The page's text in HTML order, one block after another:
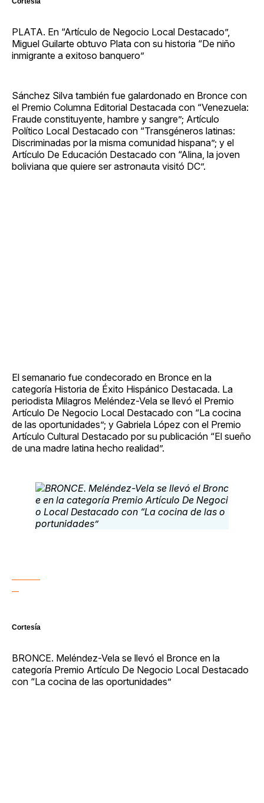
PLATA. En “Artículo de Negocio Local Destacado”,
Miguel Guilarte obtuvo Plata con su historia “De niño
inmigrante a exitoso banquero”
Sánchez Silva también fue galardonado en Bronce con
el Premio Columna Editorial Destacada con “Venezuela:
Fraude constituyente, hambre y sangre”; Artículo
Político Local Destacado con “Transgéneros latinas:
Discriminadas por la misma comunidad hispana”; y el
Artículo De Educación Destacado con “Alina, la joven
boliviana que quiere ser astronauta visitó DC”.
El semanario fue condecorado en Bronce en la
categoría Historia de Éxito Hispánico Destacada. La
periodista Milagros Meléndez-Vela se llevó el Premio
Artículo De Negocio Local Destacado con “La cocina
de las oportunidades”; y Gabriela López con el Premio
Artículo Cultural Destacado por su publicación “El sueño
de una madre latina hecho realidad”.
Cortesía
BRONCE. Meléndez-Vela se llevó el Bronce en la
categoría Premio Artículo De Negocio Local Destacado
con “La cocina de las oportunidades”